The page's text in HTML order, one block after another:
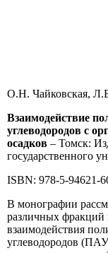
О.Н. Чайковская,
Взаимодействие
углеводородов с
осадков – Томск:
государственного
ISBN: 978-5-94621-
В монографии
различных фракций
взаимодействия
углеводородов